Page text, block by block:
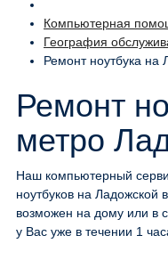
Компьютерная
География
Ремонт ноутбука на
Ремонт
метро
Наш компьютерный
ноутбуков на Ладожской
возможен на дому или в
у Вас уже в течении 1